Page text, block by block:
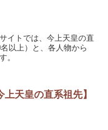
イトでは、今上天皇の直
以上）と、各人物から
。
天皇の直系祖先】